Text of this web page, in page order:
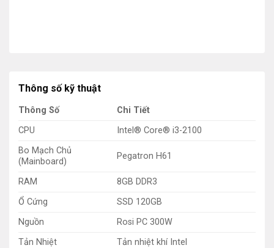
Thông số kỹ thuật
Thông Số
Chi Tiết
CPU
Intel® Core® i3-2100
Bo Mạch Chủ
(Mainboard)
Pegatron H61
RAM
8GB DDR3
Ổ Cứng
SSD 120GB
Nguồn
Rosi PC 300W
Tản Nhiệt
Tản nhiệt khí Intel